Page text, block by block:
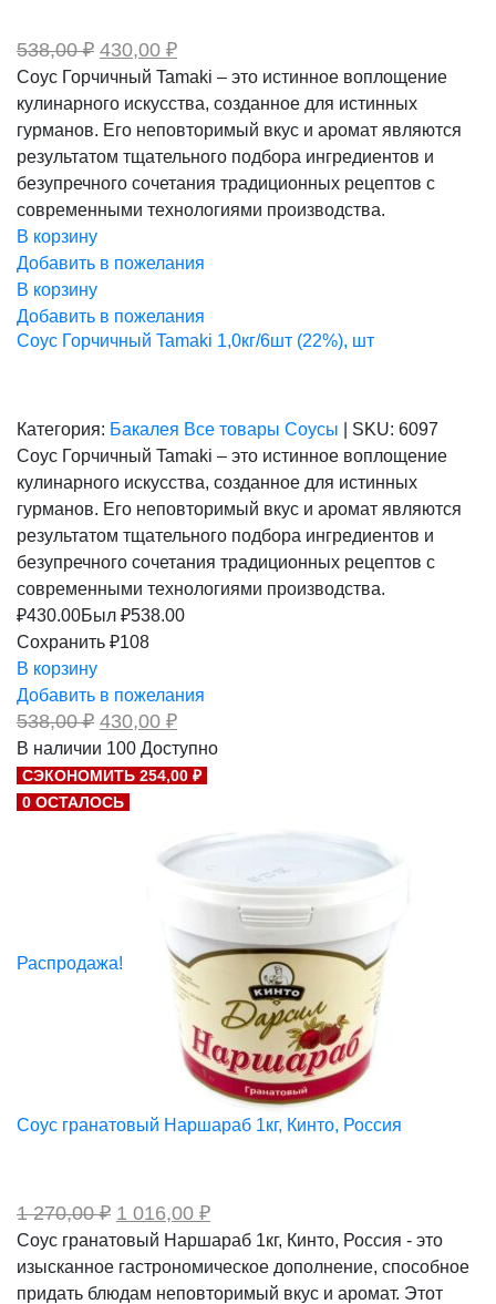
538,00₽ Первоначальная
составляла
538,00 ₽.
430,00 ₽Текущая
цена:
430,00 ₽.
Соус Горчичный Tamaki – это истинное воплощение
кулинарного искусства, созданное для истинных
гурманов. Его неповторимый вкус и аромат являются
результатом тщательного подбора ингредиентов и
безупречного сочетания традиционных рецептов с
современными технологиями производства.
В корзину
Добавить в пожелания
В корзину
Добавить в пожелания
Соус Горчичный Tamaki 1,0кг/6шт (22%), шт
Категория: Бакалея Все товары Соусы SKU: 6097
Соус Горчичный Tamaki – это истинное воплощение
кулинарного искусства, созданное для истинных
гурманов. Его неповторимый вкус и аромат являются
результатом тщательного подбора ингредиентов и
безупречного сочетания традиционных рецептов с
современными технологиями производства.
₽430.00Был ₽538.00
Сохранить ₽108
В корзину
Добавить в пожелания
538,00₽ Первоначальная
цена
составляла
538,00 ₽.
430,00 ₽Текущая
430,00 ₽.
В наличии 100 Доступно
СЭКОНОМИТЬ 254,00 ₽
0 ОСТАЛОСЬ
Распродажа!
Соус гранатовый Наршараб 1кг, Кинто, Россия
1 270,00₽ Первоначальная
цена
составляла
1
270,00 ₽.
1 016,00 ₽Текущая
цена:
1
016,00 ₽.
Соус гранатовый Наршараб 1кг, Кинто, Россия - это
изысканное гастрономическое дополнение, способное
придать блюдам неповторимый вкус и аромат. Этот